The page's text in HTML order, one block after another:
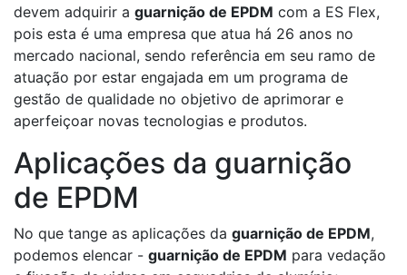
devem adquirir a guarnição de EPDM com a ES Flex,
pois esta é uma empresa que atua há 26 anos no
mercado nacional, sendo referência em seu ramo de
atuação por estar engajada em um programa de
gestão de qualidade no objetivo de aprimorar e
aperfeiçoar novas tecnologias e produtos.
Aplicações da guarnição
de EPDM
No que tange as aplicações da guarnição de EPDM,
podemos elencar - guarnição de EPDM para vedação